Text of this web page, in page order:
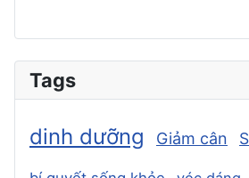
Tags
dinh dưỡng Giảm cân